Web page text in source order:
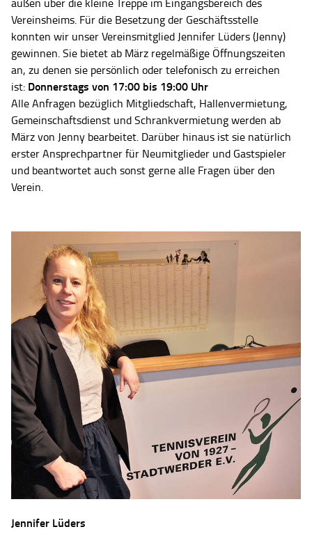
außen über die kleine Treppe im Eingangsbereich des
Vereinsheims. Für die Besetzung der Geschäftsstelle
konnten wir unser Vereinsmitglied Jennifer Lüders (Jenny)
gewinnen. Sie bietet ab März regelmäßige Öffnungszeiten
an, zu denen sie persönlich oder telefonisch zu erreichen
ist: Donnerstags von 17:00 bis 19:00 Uhr
Alle Anfragen bezüglich Mitgliedschaft, Hallenvermietung,
Gemeinschaftsdienst und Schrankvermietung werden ab
März von Jenny bearbeitet. Darüber hinaus ist sie natürlich
erster Ansprechpartner für Neumitglieder und Gastspieler
und beantwortet auch sonst gerne alle Fragen über den
Verein.
Jennifer Lüders